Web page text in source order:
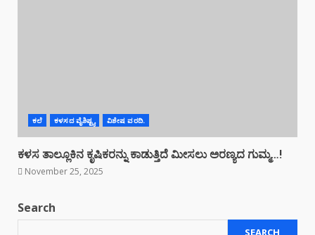
ಕಲೆ ಕಳಸದ ವೈಶಿಷ್ಟ್ಯ ವಿಶೇಷ ವರದಿ.
ಕಳಸ ತಾಲ್ಲೂಕಿನ ಕೃಷಿಕರನ್ನು ಕಾಡುತ್ತಿದೆ ಮೀಸಲು ಅರಣ್ಯದ ಗುಮ್ಮ…!
November 25, 2025
Search